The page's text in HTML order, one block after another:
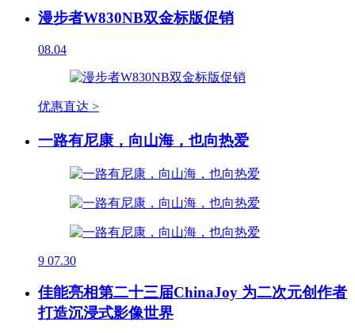
漫步者W830NB双金标版促销
08.04
优惠直达 >
一路有尼康，向山海，也向热爱
9 07.30
佳能亮相第二十三届ChinaJoy 为二次元创作者
打造沉浸式影像世界